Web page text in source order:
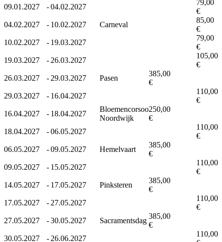
09.01.2027
-04.02.2027
79,00
€
04.02.2027
- 10.02.2027 Carneval
85,00
€
10.02.2027
- 19.03.2027
79,00
€
19.03.2027
- 26.03.2027
105,00
€
26.03.2027
- 29.03.2027 Pasen
385,00
€
29.03.2027
- 16.04.2027
110,00
€
16.04.2027
- 18.04.2027
Bloemencorsoo
Noordwijk
250,00
€
18.04.2027
-06.05.2027
110,00
€
06.05.2027
-09.05.2027 Hemelvaart
385,00
€
09.05.2027
- 15.05.2027
110,00
€
14.05.2027
- 17.05.2027 Pinksteren
385,00
€
17.05.2027
- 27.05.2027
110,00
€
27.05.2027
-30.05.2027 Sacramentsdag
385,00
€
30.05.2027
- 26.06.2027
110,00